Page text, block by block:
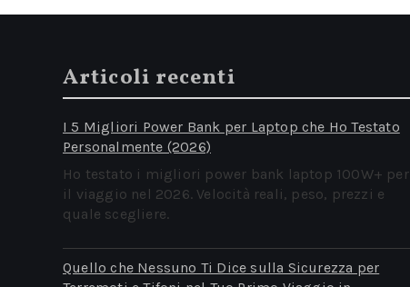
Articoli recenti
I 5 Migliori Power Bank per Laptop che Ho Testato
Personalmente (2026)
Ho testato i migliori power bank laptop 100W+ per
il viaggio nel 2026. Velocità reali, peso, prezzi e
quale scegliere.
Quello che Nessuno Ti Dice sulla Sicurezza per